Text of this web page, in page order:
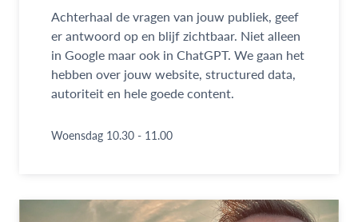
Achterhaal de vragen van jouw publiek, geef
er antwoord op en blijf zichtbaar. Niet alleen
in Google maar ook in ChatGPT. We gaan het
hebben over jouw website, structured data,
autoriteit en hele goede content.
Woensdag 10.30 - 11.00